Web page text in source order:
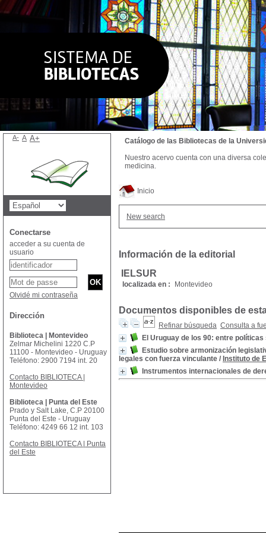
Inicio
New search
Información de la editorial
IELSUR
localizada en : Montevideo
Documentos disponibles de
Refinar búsqueda Consulta a
El Uruguay de los 90: entre
Estudio sobre armonización
legales con fuerza vinculante / Instituto de
Instrumentos internacionales de
Catálogo de las Bibliotecas de la
Nuestro acervo cuenta con una diversa
medicina.
A- A A+
Conectarse
acceder a su cuenta de
usuario
Olvidé mi contraseña
Dirección
Biblioteca | Montevideo
Zelmar Michelini 1220 C.P
11100 - Montevideo - Uruguay
Teléfono: 2900 7194 int. 20
Contacto BIBLIOTECA |
Montevideo
Biblioteca | Punta del Este
Prado y Salt Lake, C.P 20100
Punta del Este - Uruguay
Teléfono: 4249 66 12 int. 103
Contacto BIBLIOTECA | Punta
del Este